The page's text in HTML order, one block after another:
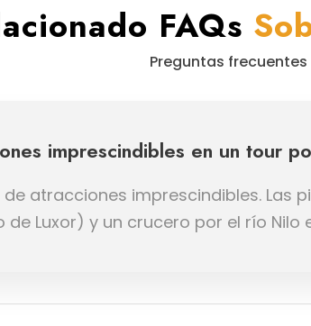
FAQs
Preguntas
imprescindibles en un tour
atracciones imprescindibles. Las
de Luxor) y un crucero por el río